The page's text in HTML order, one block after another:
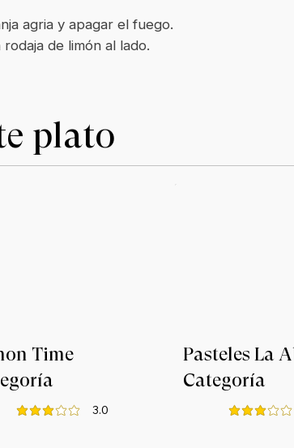
agria y apagar el fuego.
de limón al lado.
plato
Time
3.0
la calificación promedio es 3 de 5
Pasteles La
Categoría
la